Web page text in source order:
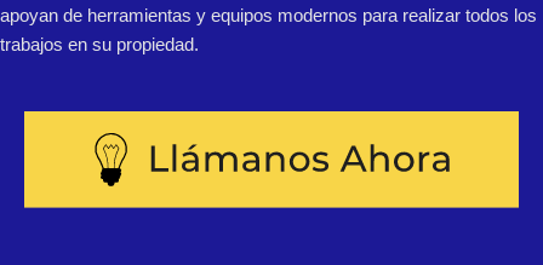
apoyan de herramientas y equipos modernos para realizar todos los
trabajos en su propiedad.